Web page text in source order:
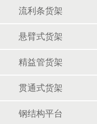
流利条货架
悬臂式货架
精益管货架
贯通式货架
钢结构平台